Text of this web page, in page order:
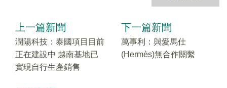
上一篇新聞
潤陽科技：泰國項目目前
正在建設中 越南基地已
實現自行生產銷售
下一篇新聞
萬事利：與愛馬仕
(Hermès)無合作關繫